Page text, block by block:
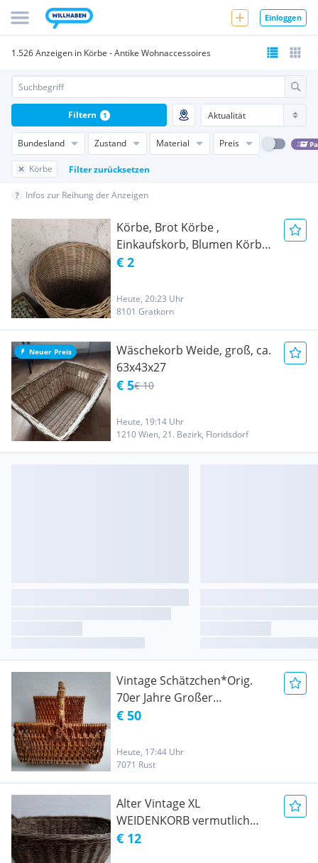
Einloggen
1.526 Anzeigen in Körbe - Antike Wohnaccessoires
Bundesland Zustand Material Preis
Körbe Filter zurücksetzen
Filtern 1
Infos zur Reihung der Anzeigen
Körbe, Brot Körbe ,
Einkaufskorb, Blumen Körbe ,
Körbe für Dekoration ,
Weidenkorb, selbst
gemachte Körbe
€ 2
Heute, 20:23 Uhr
8101 Gratkorn
Neuer Preis
Wäschekorb Weide, groß, ca.
63x43x27
€ 5€ 10
Heute, 19:14 Uhr
1210 Wien, 21. Bezirk, Floridsdorf
Vintage Schätzchen*Orig.
70er Jahre Großer
WEIDENKORB für Brenn/
€ 50
Heute, 17:44 Uhr
7071 Rust
Alter Vintage XL
WEIDENKORB vermutlich
50er/60er Jahre, oval,
€ 12